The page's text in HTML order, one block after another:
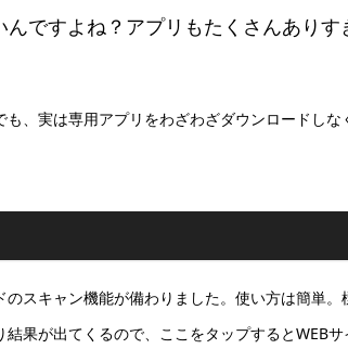
ですよね？アプリもたくさんありす
、実は専用アプリをわざわざダウンロードしな
スキャン機能が備わりました。使い方は簡単。
果が出てくるので、ここをタップするとWEBサ